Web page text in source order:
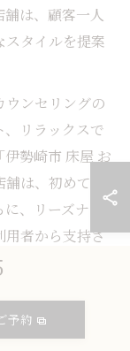
は、顧客一人
スタイルを提案
ウンセリングの
リラックスで
勢崎市 床屋 お
は、初めての
、リーズナブ
用者から支持さ
りにくいこと
を活用しまし
予約